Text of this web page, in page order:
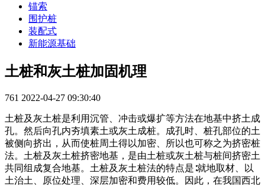
锚索
围护桩
装配式
新能源基础
土桩和灰土桩加固机理
761 2022-04-27 09:30:40
土桩及灰土桩是利用沉管、冲击或爆扩等方法在地基中挤土成
孔。然后向孔内夯填素土或灰土成桩。成孔时、桩孔部位的土
被侧向挤出，从而使桩周土得以加密、所以也可称之为挤密桩
法。土桩及灰土桩挤密地基，是由土桩或灰土桩与桩间挤密土
共同组成复合地基。土桩及灰土桩法的特点是∶就地取材、以
土治土、原位处理、深层加密和费用较低。因此，在我国西北